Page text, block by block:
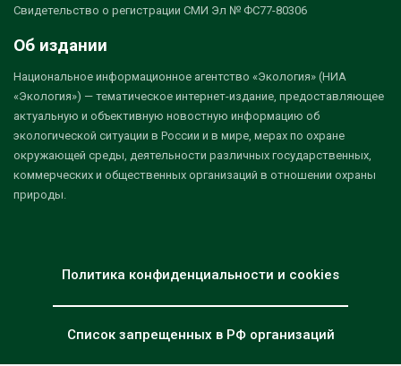
Свидетельство о регистрации СМИ Эл № ФС77-80306
Об издании
Национальное информационное агентство «Экология» (НИА
«Экология») — тематическое интернет-издание, предоставляющее
актуальную и объективную новостную информацию об
экологической ситуации в России и в мире, мерах по охране
окружающей среды, деятельности различных государственных,
коммерческих и общественных организаций в отношении охраны
природы.
Политика конфиденциальности и cookies
Список запрещенных в РФ организаций